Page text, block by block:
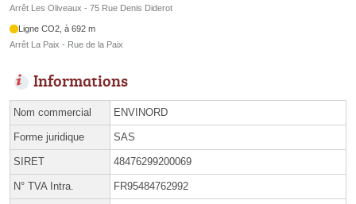
Arrêt Les Oliveaux - 75 Rue Denis Diderot
Ligne CO2, à 692 m
Arrêt La Paix - Rue de la Paix
Informations
Nom commercial ENVINORD
Forme juridique SAS
SIRET 48476299200069
N° TVA Intra. FR95484762992